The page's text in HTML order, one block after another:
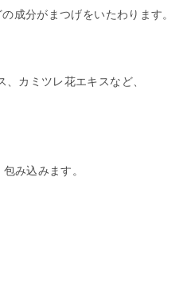
の成分がまつげをいたわります。
、カミツレ花エキスなど、
包み込みます。